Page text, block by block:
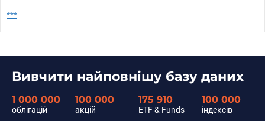
***
Вивчити найповнішу базу даних
1 000 000
облігацій
100 000
акцій
175 910
ETF & Funds
100 000
індексів